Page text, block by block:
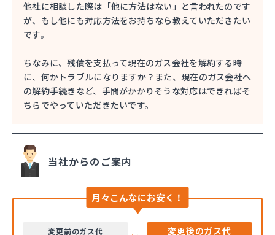
他社に相談した際は「他に方法はない」と言われたのです
が、もし他にも対応方法をお持ちなら教えていただきたい
です。
ちなみに、残債を支払って現在のガス会社を解約する時
に、何かトラブルになりますか？また、現在のガス会社へ
の解約手続きなど、手間がかかりそうな対応はできればそ
ちらでやっていただきたいです。
当社からのご案内
月々こんなにお安く！
変更前のガス代 変更後のガス代